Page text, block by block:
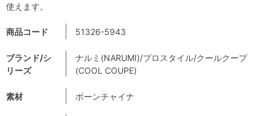
商品コード 51326-5943
ブランド/シ
リーズ
ナルミ(NARUMI)/プロスタイル/クールクープ
(COOL COUPE)
素材 ボーンチャイナ
使えます。